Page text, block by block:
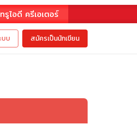
ทรูไอดี ครีเอเตอร์
บบ สมัครเป็นนักเขียน